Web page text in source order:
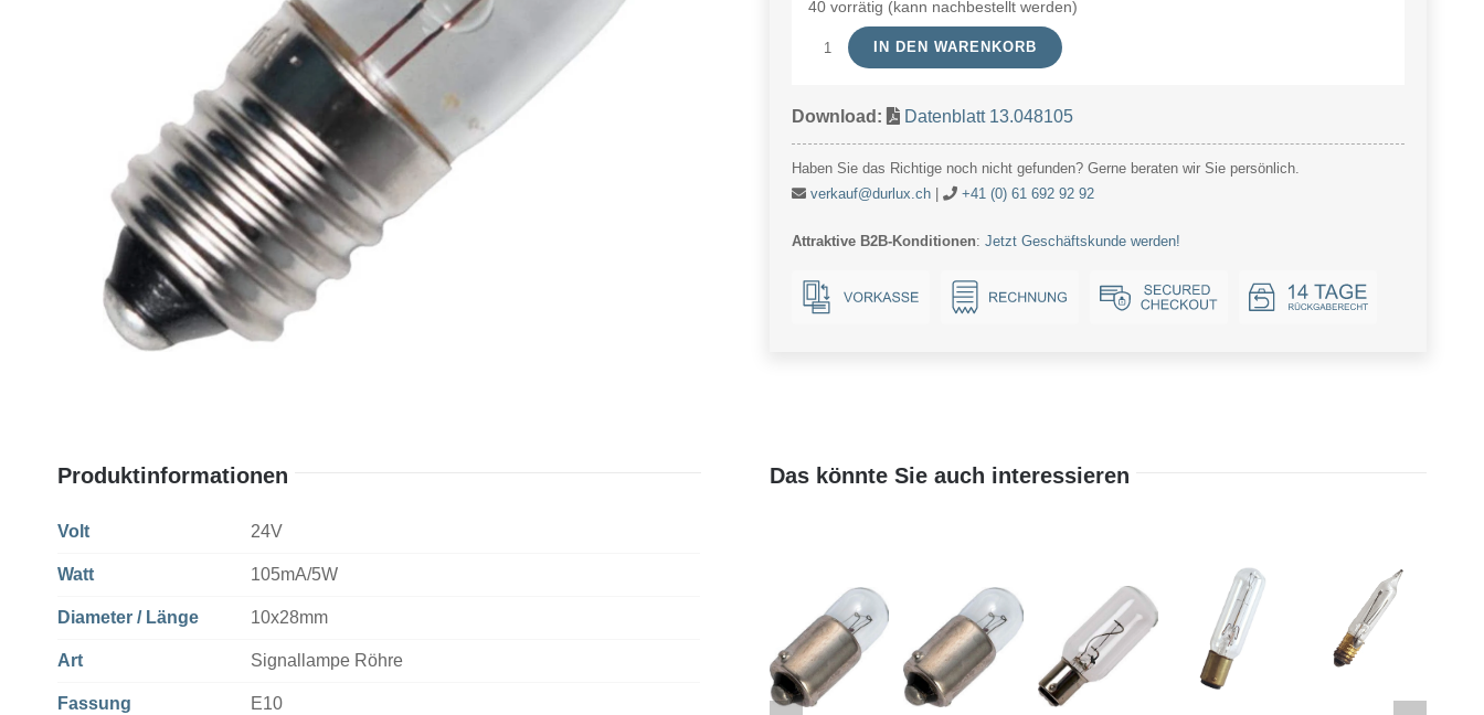
40 vorrätig (kann nachbestellt werden)
Signallampe
48V
10x28mm
Menge
IN DEN WARENKORB
Download: Datenblatt 13.048105
Haben Sie das Richtige noch nicht gefunden? Gerne beraten wir Sie persönlich.
verkauf@durlux.ch| +41 (0) 61 692 92 92
Attraktive B2B-Konditionen: Jetzt Geschäftskunde werden!
Produktinformationen
Volt 24V
Watt 105mA/5W
Diameter / Länge 10x28mm
Art Signallampe Röhre
Fassung E10
Das könnte Sie auch interessieren